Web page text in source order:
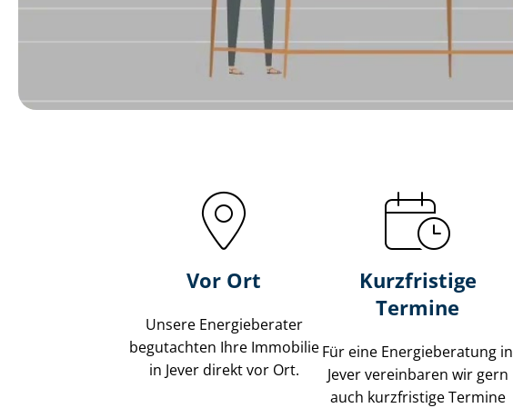
Vor Ort
Unsere Energieberater
begutachten Ihre Immobilie
in Jever direkt vor Ort.
Kurzfristige
Termine
Für eine Energieberatung in
Jever vereinbaren wir gern
auch kurzfristige Termine